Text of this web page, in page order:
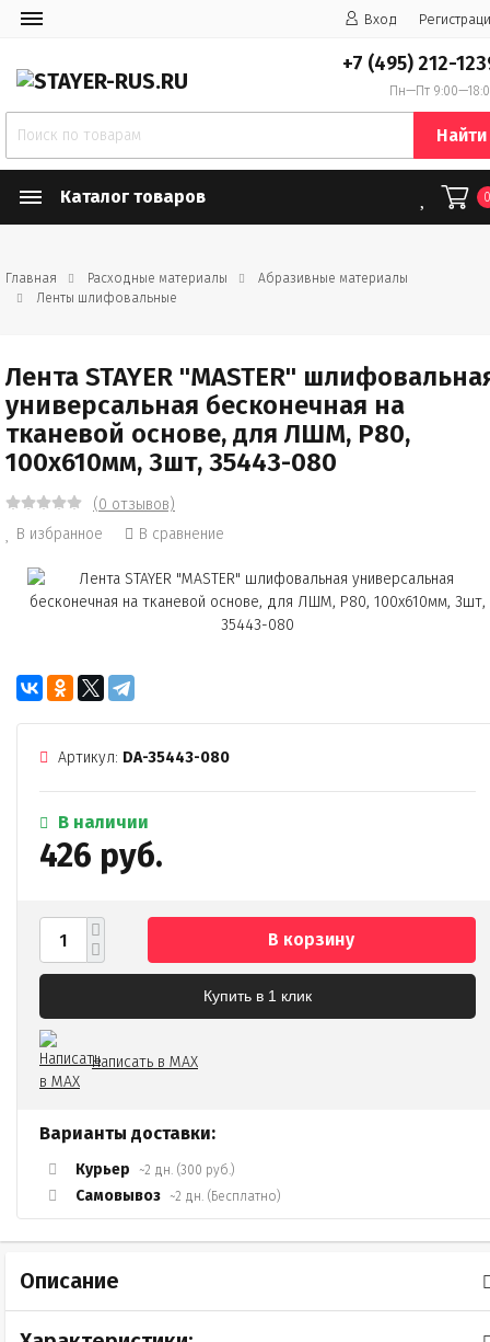
Вход
+7 (495) 212-
Пн—Пт
Найти
Каталог товаров
Главная Расходные материалы
Абразивные материалы
Ленты шлифовальные
Лента STAYER "MASTER"
универсальная бесконечная на
тканевой основе, для ЛШМ, P80,
100х610мм, 3шт, 35443-080
(0 отзывов)
В избранное
В сравнение
Артикул: DA-35443-080
В наличии
426 руб.
В корзину
Купить в 1 клик
Написать в MAX
Варианты доставки:
Курьер ~2 дн. (300 руб.)
Самовывоз ~2 дн. (Бесплатно)
Описание